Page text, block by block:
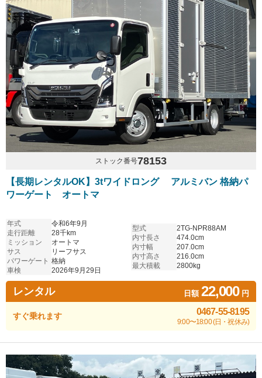
ストック番号78153
【長期レンタルOK】3tワイドロング アルミバン 格納パ
ワーゲート オートマ
年式
令和6年9月
走行距離
28千km
ミッション
オートマ
サス
リーフサス
パワーゲート 格納
車検
2026年9月29日
型式
2TG-NPR88AM
内寸長さ
474.0cm
内寸幅
207.0cm
内寸高さ
216.0cm
最大積載
2800kg
レンタル 日額22,000円
すぐ乗れます 0467-55-8195
9:00〜18:00 (日・祝休み)